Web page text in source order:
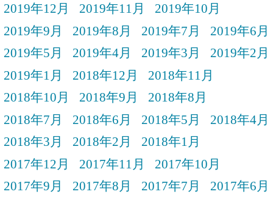
2019年12月
2019年11月
2019年10月
2019年9月
2019年8月 2019年7月
2019年6月
2019年5月
2019年4月 2019年3月
2019年2月
2019年1月
2018年12月
2018年11月
2018年10月
2018年9月
2018年8月
2018年7月
2018年6月 2018年5月
2018年4月
2018年3月
2018年2月
2018年1月
2017年12月
2017年11月
2017年10月
2017年9月
2017年8月 2017年7月
2017年6月